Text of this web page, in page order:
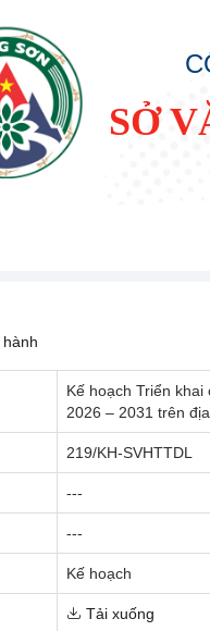
SỞ
Kế hoạch Triển
2026 – 2031 trên
219/KH-SVHTTDL
---
---
Kế hoạch
Tải xuống